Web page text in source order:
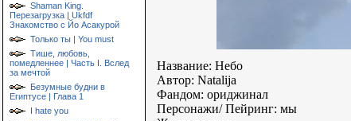
Shaman King.
Перезагрузка | Ukfdf
Знакомство с Йо Асакурой
Только ты | You must
Тише, любовь,
помедленнее | Часть I. Вслед
за мечтой
Безумные будни в
Египтусе | Глава 1
I hate you
Название: Небо
Автор: Natalija
Фандом: ориджинал
Персонажи/ Пейринг: мы